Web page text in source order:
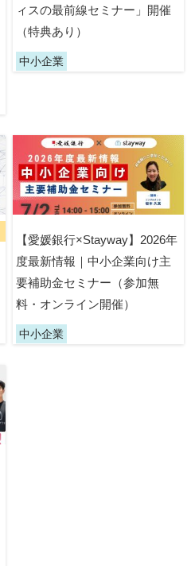
ィスの最前線セミナー」開催
（特典あり）
中小企業
【愛媛銀行×Stayway】2026年
度最新情報｜中小企業向け主
要補助金セミナー（参加無
料・オンライン開催）
中小企業